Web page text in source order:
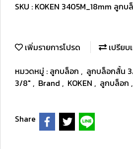
SKU : KOKEN 3405M_18mm ลูกบ
เพิ่มรายการโปรด
เปรียบ
หมวดหมู่ : ลูกบล็อก , ลูกบล็อกสั้น
3/8" , Brand , KOKEN , ลูกบล็อก ,
Share